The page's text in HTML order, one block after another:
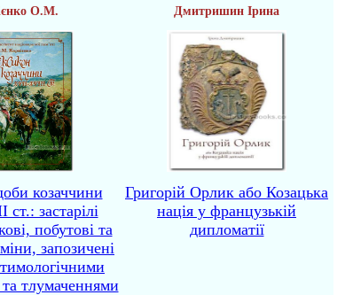
О.М. Дмитришин Ірина
козаччини
застарілі
побутові та
запозичені
тлумаченнями
Григорій Орлик або Козацька
нація у французькій
дипломатії